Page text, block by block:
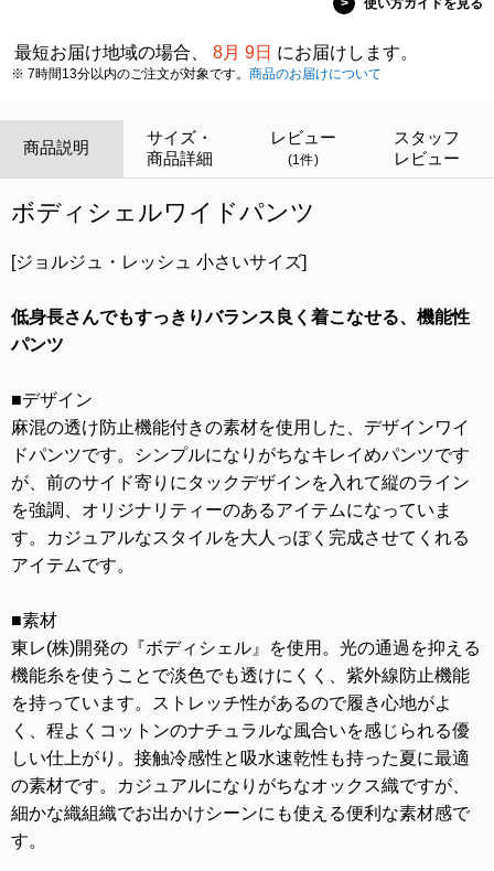
最短お届け地域の場合、 8月 9日 にお届けします。
※ 7時間13分以内のご注文が対象です。 商品のお届けについて
商品説明
サイズ・
商品詳細
レビュー
(1件)
スタッフ
レビュー
ボディシェルワイドパンツ
[ジョルジュ・レッシュ 小さいサイズ]
低身長さんでもすっきりバランス良く着こなせる、機能性
パンツ
■デザイン
麻混の透け防止機能付きの素材を使用した、デザインワイ
ドパンツです。シンプルになりがちなキレイめパンツです
が、前のサイド寄りにタックデザインを入れて縦のライン
を強調、オリジナリティーのあるアイテムになっていま
す。カジュアルなスタイルを大人っぽく完成させてくれる
アイテムです。
■素材
東レ(株)開発の『ボディシェル』を使用。光の通過を抑える
機能糸を使うことで淡色でも透けにくく、紫外線防止機能
を持っています。ストレッチ性があるので履き心地がよ
く、程よくコットンのナチュラルな風合いを感じられる優
しい仕上がり。接触冷感性と吸水速乾性も持った夏に最適
の素材です。カジュアルになりがちなオックス織ですが、
細かな織組織でお出かけシーンにも使える便利な素材感で
す。